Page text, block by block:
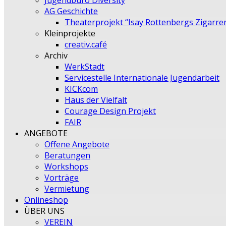
AG Geschichte
Theaterprojekt “Isay Rottenbergs
Kleinprojekte
creativ.café
Archiv
WerkStadt
Servicestelle Internationale Jugendarbeit
KICKcom
Haus der Vielfalt
Courage Design Projekt
FAIR
ANGEBOTE
Offene Angebote
Beratungen
Workshops
Vorträge
Vermietung
Onlineshop
ÜBER UNS
VEREIN